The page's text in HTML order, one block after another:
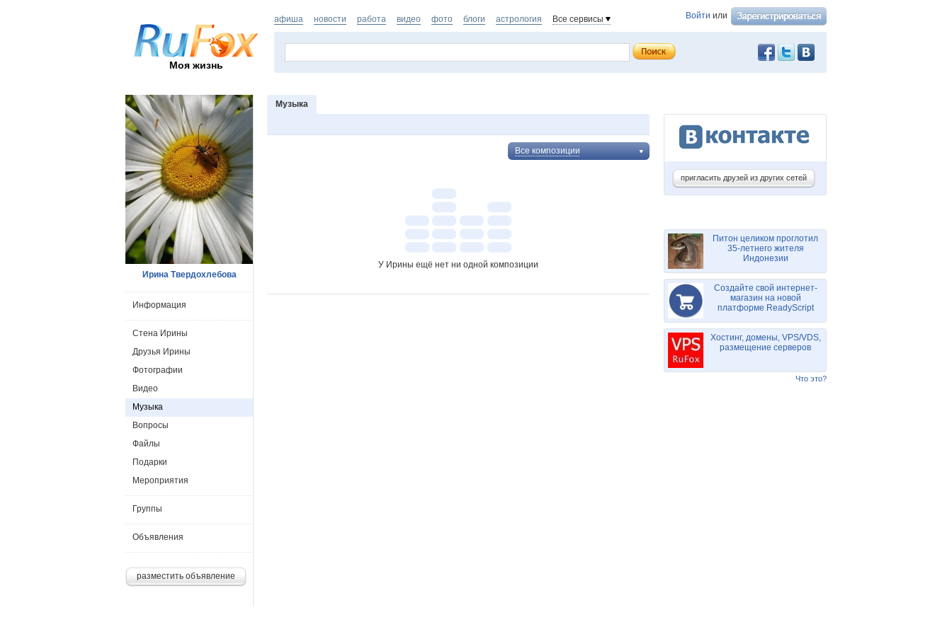
Моя жизнь
Войти или
афиша новости работа видео фото блоги астрология Все сервисы
Музыка
Все композиции
У Ирины ещё нет ни одной композиции
Ирина Твердохлебова
Информация
Стена Ирины
Друзья Ирины
Фотографии
Видео
Музыка
Вопросы
Файлы
Подарки
Мероприятия
Группы
Объявления
разместить объявление
пригласить друзей из других сетей
Питон целиком проглотил
35-летнего жителя
Индонезии
Создайте свой интернет-
магазин на новой
платформе ReadyScript
Хостинг, домены, VPS/VDS,
размещение серверов
Что это?